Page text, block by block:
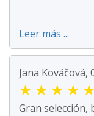
Leer más ...
Jana Kováčová,
★ ★ ★ ★ ★
Gran selección,